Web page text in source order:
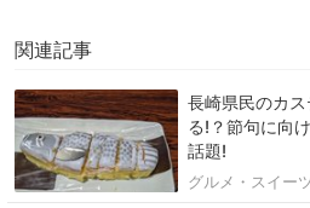
関連記事
長崎県民のカ
る!？節句に向
話題!
グルメ・スイー